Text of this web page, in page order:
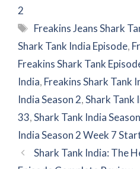
2
Tags
Freakins Jeans Shark
Shark Tank India Episode,
Freakins Shark Tank
India, Freakins Shark Tank
India Season 2,Shark Tank
33,Shark Tank India
India Season 2 Week 7
Shark Tank India: The